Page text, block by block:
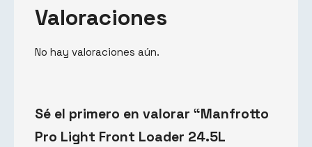
Valoraciones
No hay valoraciones aún.
Sé el primero en valorar “Manfrotto
Pro Light Front Loader 24.5L